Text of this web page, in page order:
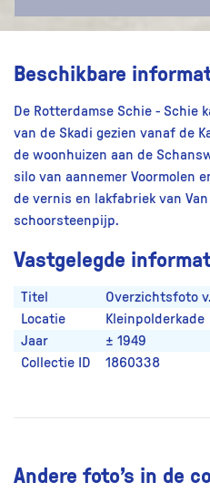
Beschikbare
De Rotterdamse Schie - Schie
van de Skadi gezien vanaf de
de woonhuizen aan de
silo van aannemer Voormolen
de vernis en lakfabriek van
schoorsteenpijp.
Vastgelegde
Titel
Overzichtsfoto
Locatie
Kleinpolderkade
Jaar
± 1949
Collectie ID
1860338
Andere foto’s in de